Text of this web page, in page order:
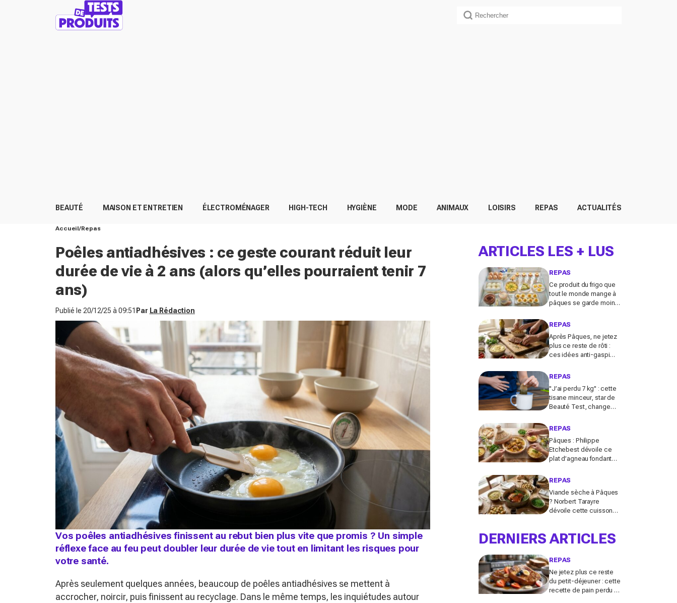
BEAUTÉ MAISON ET ENTRETIEN ÉLECTROMÉNAGER HIGH-TECH HYGIÈNE MODE ANIMAUX LOISIRS REPAS ACTUALITÉS
Accueil Repas
Poêles antiadhésives : ce geste courant réduit leur
durée de vie à 2 ans (alors qu’elles pourraient tenir 7
ans)
Publié le 20/12/25 à 09:51 Par La Rédaction
Vos poêles antiadhésives finissent au rebut bien plus vite que promis ? Un simple
réflexe face au feu peut doubler leur durée de vie tout en limitant les risques pour
votre santé.
Après seulement quelques années, beaucoup de poêles antiadhésives se mettent à
accrocher, noircir, puis finissent au recyclage. Dans le même temps, les inquiétudes autour
ARTICLES LES + LUS
REPAS
Ce produit du frigo que
tout le monde mange à
pâques se garde moins
cuisson avant de devenir
REPAS
Après Pâques, ne jetez
plus ce reste de rôti :
ces idées anti-gaspi
plats bluffants en 20
REPAS
"J’ai perdu 7 kg" : cette
tisane minceur, star de
Beauté Test, change
ballonnements et le
REPAS
Pâques : Philippe
Etchebest dévoile ce
plat d’agneau fondant
fait voyager tous vos
REPAS
Viande sèche à Pâques
? Norbert Tarayre
dévoile cette cuisson
fondante et parfumée
DERNIERS ARTICLES
REPAS
Ne jetez plus ce reste
du petit-déjeuner : cette
recette de pain perdu en